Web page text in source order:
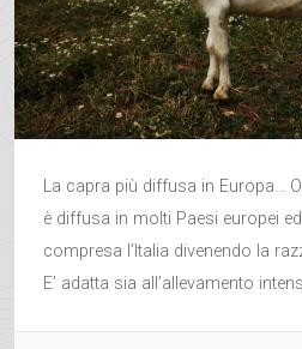
La capra più diffusa in Europa…
è diffusa in molti Paesi europei
compresa l’Italia divenendo la
E’ adatta sia all’allevamento